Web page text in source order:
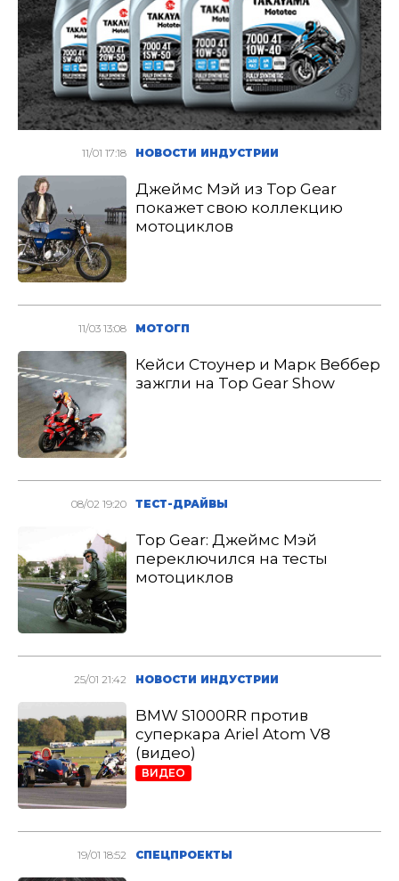
11/01 17:18 НОВОСТИ ИНДУСТРИИ
Джеймс Мэй из Top Gear
покажет свою коллекцию
мотоциклов
11/03 13:08 МОТОГП
Кейси Стоунер и Марк Веббер
зажгли на Top Gear Show
08/02 19:20 ТЕСТ-ДРАЙВЫ
Top Gear: Джеймс Мэй
переключился на тесты
мотоциклов
25/01 21:42 НОВОСТИ ИНДУСТРИИ
BMW S1000RR против
суперкара Ariel Atom V8
(видео)
ВИДЕО
19/01 18:52 СПЕЦПРОЕКТЫ